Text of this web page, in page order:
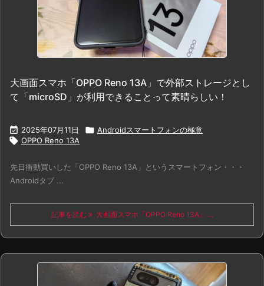
大画面スマホ「OPPO Reno 13A」で外部ストレージとし
て「microSD」が利用できることって素晴らしい！
 2025年07月11日  Androidスマートフォンの極意
 OPPO Reno 13A
先日衝動買いした「OPPO Reno 13A」というスマートフォン・・・
Androidタブ ...
記事を読む 大画面スマホ「OPPO Reno 13A」 ...